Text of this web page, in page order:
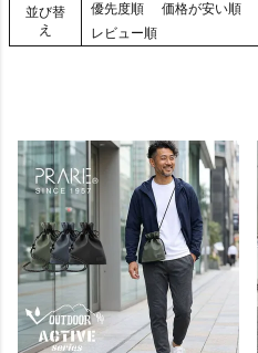
並び替
え
優先度順 価格が安い順
レビュー順